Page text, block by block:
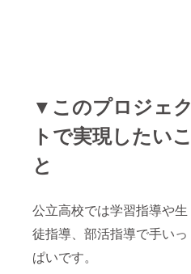
▼このプロジェク
トで実現したいこ
と
公立高校では学習指導や生
徒指導、部活指導で手いっ
ぱいです。